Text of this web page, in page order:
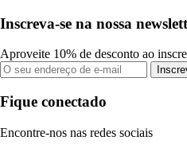
Inscreva-se na nossa
Aproveite 10% de desconto ao
Fique conectado
Encontre-nos nas redes sociais